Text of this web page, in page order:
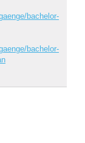
bachelor-
bachelor-